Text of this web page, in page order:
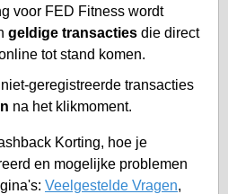
voor FED Fitness wordt
geldige transacties die direct
tot stand komen.
geregistreerde transacties
na het klikmoment.
Korting, hoe je
en mogelijke problemen
Veelgestelde Vragen,